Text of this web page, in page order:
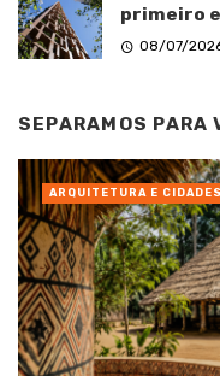
primeiro
08/07/
SEPARAMOS PARA
ARQUITETURA E CIDADES